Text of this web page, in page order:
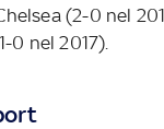
(2-0 nel
0 nel 2017).